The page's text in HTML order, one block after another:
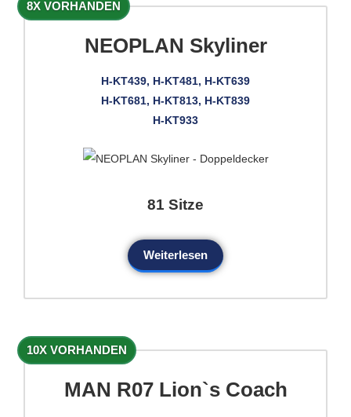
8X VORHANDEN
NEOPLAN Skyliner
H-KT439, H-KT481, H-KT639
H-KT681, H-KT813, H-KT839
H-KT933
81 Sitze
Weiterlesen
10X VORHANDEN
MAN R07 Lion`s Coach